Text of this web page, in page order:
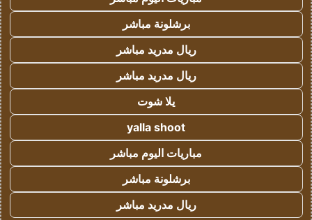
برشلونة مباشر
ريال مدريد مباشر
ريال مدريد مباشر
يلا شوت
yalla shoot
مباريات اليوم مباشر
برشلونة مباشر
ريال مدريد مباشر